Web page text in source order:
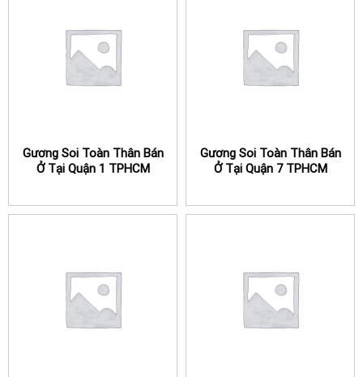
Gương Soi Toàn Thân Bán
Ở Tại Quận 1 TPHCM
Gương Soi Toàn Thân Bán
Ở Tại Quận 7 TPHCM